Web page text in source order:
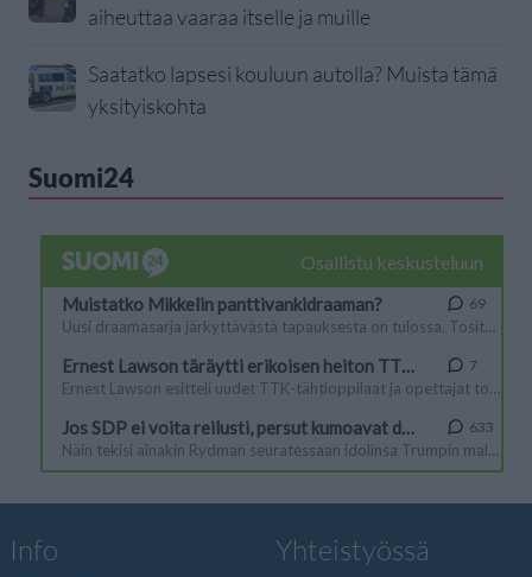
aiheuttaa vaaraa itselle ja muille
Saatatko lapsesi kouluun autolla? Muista tämä
yksityiskohta
Suomi24
Info Yhteistyössä